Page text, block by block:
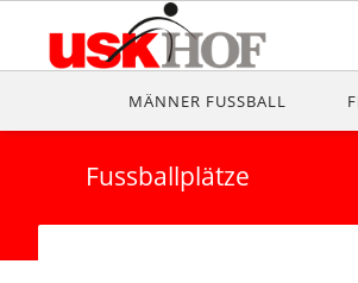
MÄNNER FUSSBALL
Fussballplätze